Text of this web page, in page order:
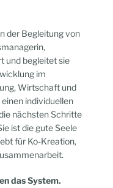
der Begleitung von
und begleitet sie
im
Wirtschaft und
individuellen
nächsten Schritte
ist die gute Seele
für Ko-Kreation,
das System.